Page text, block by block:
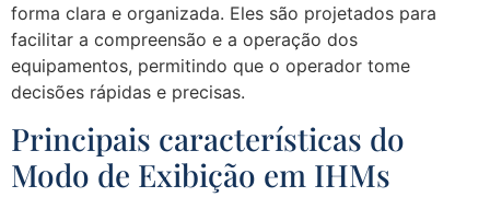
forma clara e organizada. Eles são projetados para
facilitar a compreensão e a operação dos
equipamentos, permitindo que o operador tome
decisões rápidas e precisas.
Principais características do
Modo de Exibição em IHMs